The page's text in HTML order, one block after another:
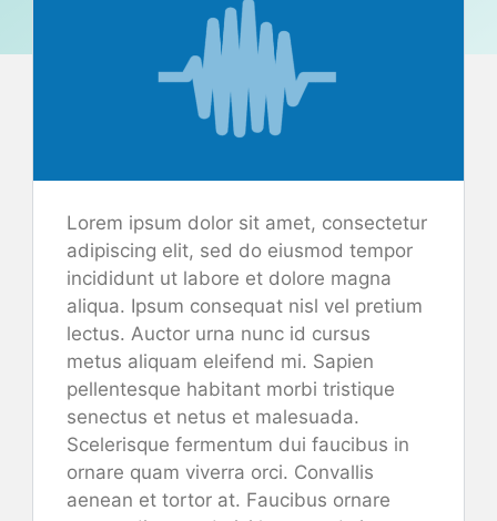
Lorem ipsum dolor sit amet, consectetur
adipiscing elit, sed do eiusmod tempor
incididunt ut labore et dolore magna
aliqua. Ipsum consequat nisl vel pretium
lectus. Auctor urna nunc id cursus
metus aliquam eleifend mi. Sapien
pellentesque habitant morbi tristique
senectus et netus et malesuada.
Scelerisque fermentum dui faucibus in
ornare quam viverra orci. Convallis
aenean et tortor at. Faucibus ornare